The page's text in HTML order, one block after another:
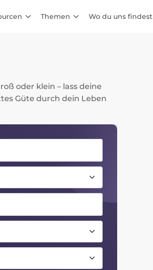
Themen Wo du uns findest
oder klein – lass deine
Güte durch dein Leben